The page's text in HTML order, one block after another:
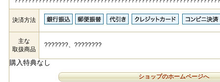
決済方法
主な
取扱商品
???????、????????
購入特典なし
ショップのホームページへ